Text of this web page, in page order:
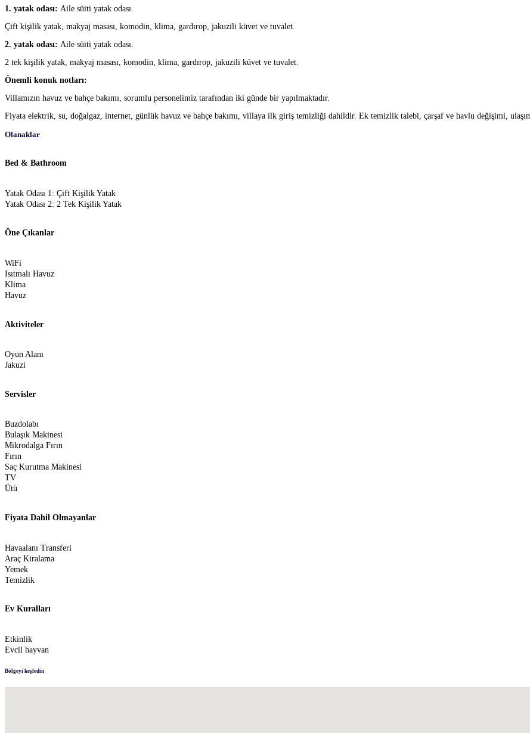
1. yatak odası: Aile süiti yatak odası.
Çift kişilik yatak, makyaj masası, komodin, klima, gardırop, jakuzili küvet ve tuvalet.
2. yatak odası: Aile süiti yatak odası.
2 tek kişilik yatak, makyaj masası, komodin, klima, gardırop, jakuzili küvet ve tuvalet.
Önemli konuk notları:
Villamızın havuz ve bahçe bakımı, sorumlu personelimiz tarafından iki günde bir yapılmaktadır.
Fiyata elektrik, su, doğalgaz, internet, günlük havuz ve bahçe bakımı, villaya ilk giriş temizliği dahildir. Ek temizlik talebi, çarşaf ve havlu değişimi,
Olanaklar
Bed & Bathroom
Yatak Odası 1: Çift Kişilik Yatak
Yatak Odası 2: 2 Tek Kişilik Yatak
Öne Çıkanlar
WiFi
Isıtmalı Havuz
Klima
Havuz
Aktiviteler
Oyun Alanı
Jakuzi
Servisler
Buzdolabı
Bulaşık Makinesi
Mikrodalga Fırın
Fırın
Saç Kurutma Makinesi
TV
Ütü
Fiyata Dahil Olmayanlar
Havaalanı Transferi
Araç Kiralama
Yemek
Temizlik
Ev Kuralları
Etkinlik
Evcil hayvan
Bölgeyi keşfedin